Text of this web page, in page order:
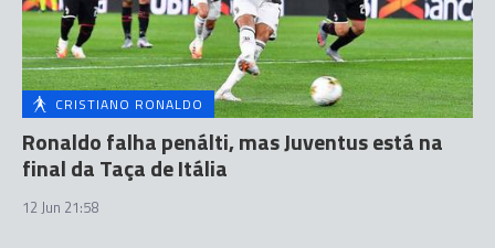
CRISTIANO RONALDO
Ronaldo falha penálti, mas Juventus está na
final da Taça de Itália
12 Jun 21:58